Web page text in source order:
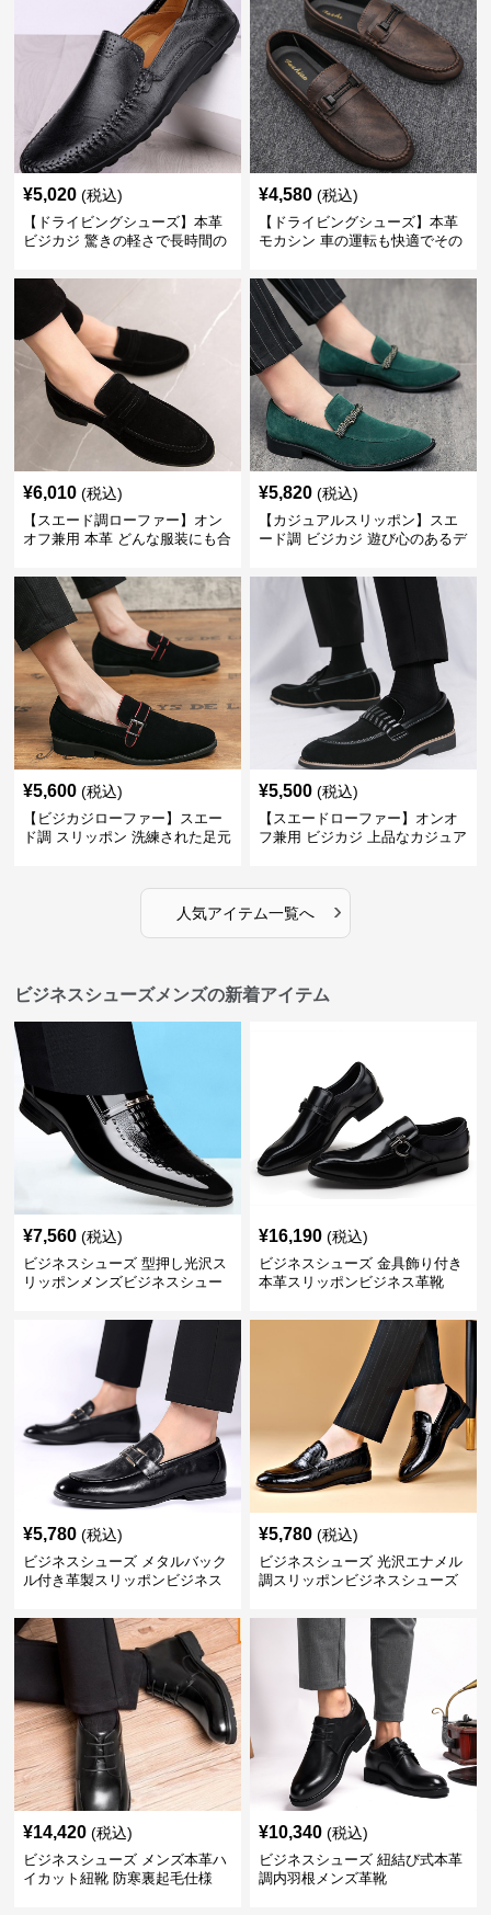
¥5,020 (税込)
【ドライビングシューズ】本革
ビジカジ 驚きの軽さで長時間の
¥4,580 (税込)
【ドライビングシューズ】本革
モカシン 車の運転も快適でその
¥6,010 (税込)
【スエード調ローファー】オン
オフ兼用 本革 どんな服装にも合
供
¥5,820 (税込)
【カジュアルスリッポン】スエ
ード調 ビジカジ 遊び心のあるデ
表現
¥5,600 (税込)
【ビジカジローファー】スエー
ド調 スリッポン 洗練された足元
¥5,500 (税込)
【スエードローファー】オンオ
フ兼用 ビジカジ 上品なカジュア
人気アイテム一覧へ ›
ビジネスシューズメンズの新着アイテム
¥7,560 (税込)
ビジネスシューズ 型押し光沢ス
リッポンメンズビジネスシュー
¥16,190 (税込)
ビジネスシューズ 金具飾り付き
本革スリッポンビジネス革靴
¥5,780 (税込)
ビジネスシューズ メタルバック
ル付き革製スリッポンビジネス
¥5,780 (税込)
ビジネスシューズ 光沢エナメル
調スリッポンビジネスシューズ
¥14,420 (税込)
ビジネスシューズ メンズ本革ハ
イカット紐靴 防寒裏起毛仕様
¥10,340 (税込)
ビジネスシューズ 紐結び式本革
調内羽根メンズ革靴